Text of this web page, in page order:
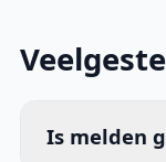
Is melden